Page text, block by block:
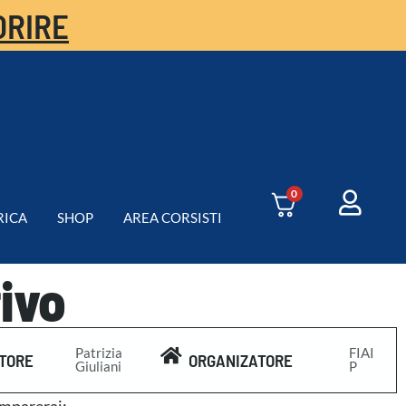
SHOP AREA CORSISTI
0
Patrizia
Giuliani
ORGANIZATORE
FIAI
P